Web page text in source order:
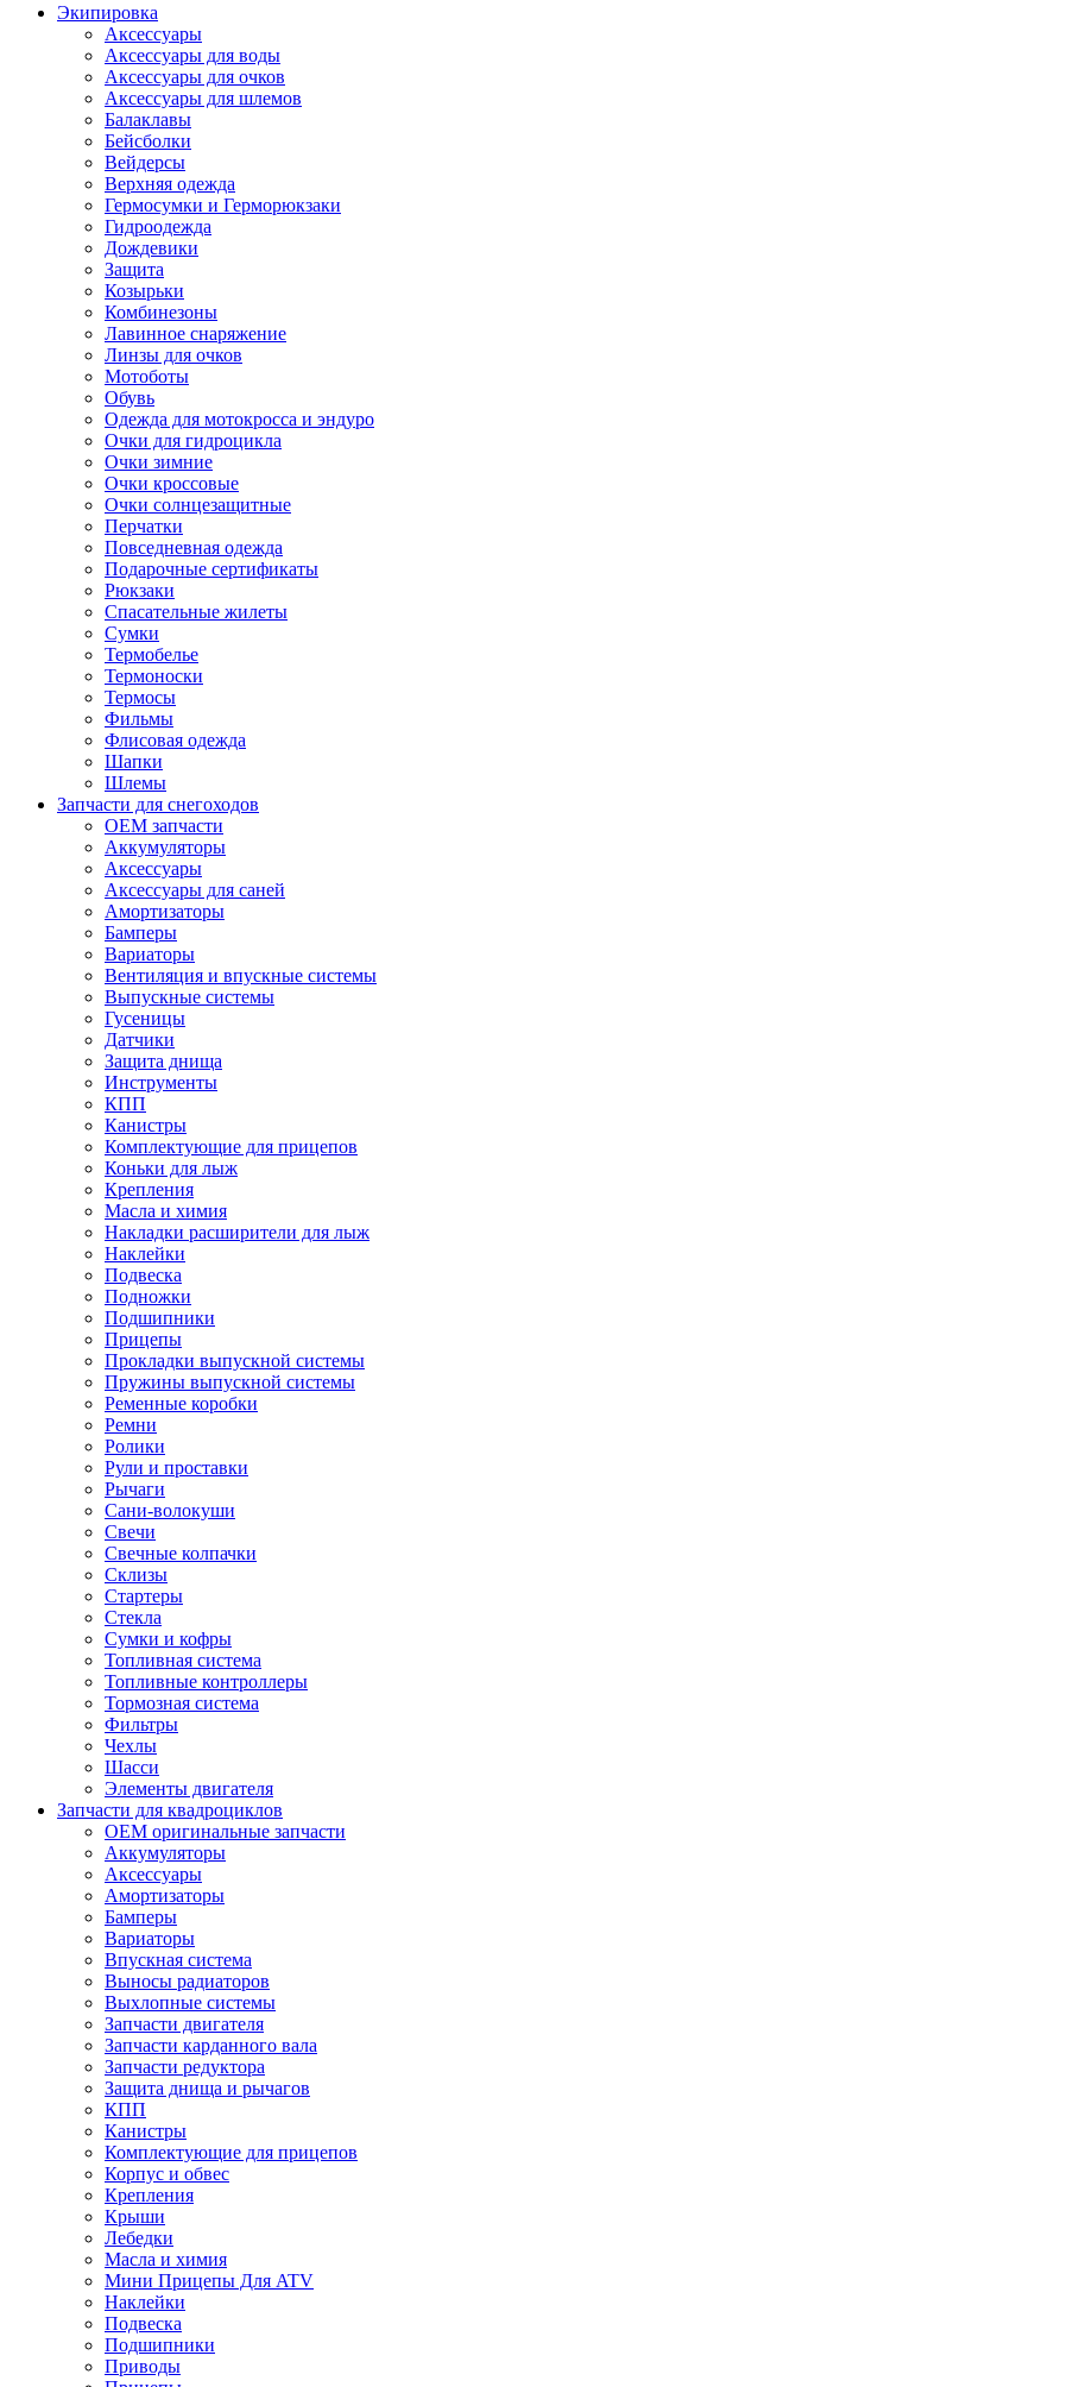
Экипировка
Аксессуары
Аксессуары для воды
Аксессуары для очков
Аксессуары для шлемов
Балаклавы
Бейсболки
Вейдерсы
Верхняя одежда
Гермосумки и Герморюкзаки
Гидроодежда
Дождевики
Защита
Козырьки
Комбинезоны
Лавинное снаряжение
Линзы для очков
Мотоботы
Обувь
Одежда для мотокросса и эндуро
Очки для гидроцикла
Очки зимние
Очки кроссовые
Очки солнцезащитные
Перчатки
Повседневная одежда
Подарочные сертификаты
Рюкзаки
Спасательные жилеты
Сумки
Термобелье
Термоноски
Термосы
Фильмы
Флисовая одежда
Шапки
Шлемы
Запчасти для снегоходов
OEM запчасти
Аккумуляторы
Аксессуары
Аксессуары для саней
Амортизаторы
Бамперы
Вариаторы
Вентиляция и впускные системы
Выпускные системы
Гусеницы
Датчики
Защита днища
Инструменты
КПП
Канистры
Комплектующие для прицепов
Коньки для лыж
Крепления
Масла и химия
Накладки расширители для лыж
Наклейки
Подвеска
Подножки
Подшипники
Прицепы
Прокладки выпускной системы
Пружины выпускной системы
Ременные коробки
Ремни
Ролики
Рули и проставки
Рычаги
Сани-волокуши
Свечи
Свечные колпачки
Склизы
Стартеры
Стекла
Сумки и кофры
Топливная система
Топливные контроллеры
Тормозная система
Фильтры
Чехлы
Шасси
Элементы двигателя
Запчасти для квадроциклов
OEM оригинальные запчасти
Аккумуляторы
Аксессуары
Амортизаторы
Бамперы
Вариаторы
Впускная система
Выносы радиаторов
Выхлопные системы
Запчасти двигателя
Запчасти карданного вала
Запчасти редуктора
Защита днища и рычагов
КПП
Канистры
Комплектующие для прицепов
Корпус и обвес
Крепления
Крыши
Лебедки
Масла и химия
Мини Прицепы Для ATV
Наклейки
Подвеска
Подшипники
Приводы